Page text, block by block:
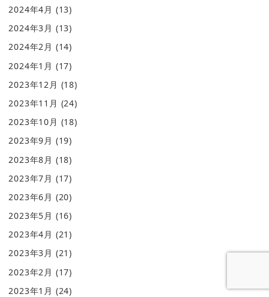
2024年4月 (13)
2024年3月 (13)
2024年2月 (14)
2024年1月 (17)
2023年12月 (18)
2023年11月 (24)
2023年10月 (18)
2023年9月 (19)
2023年8月 (18)
2023年7月 (17)
2023年6月 (20)
2023年5月 (16)
2023年4月 (21)
2023年3月 (21)
2023年2月 (17)
2023年1月 (24)